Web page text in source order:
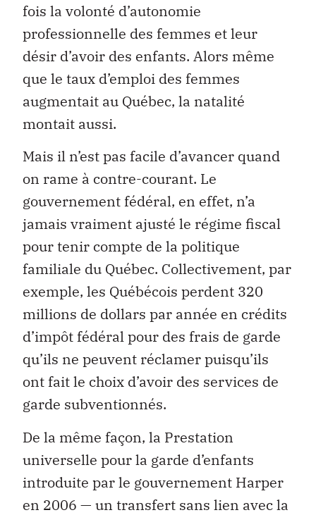
fois la volonté d’autonomie
professionnelle des femmes et leur
désir d’avoir des enfants. Alors même
que le taux d’emploi des femmes
augmentait au Québec, la natalité
montait aussi.
Mais il n’est pas facile d’avancer quand
on rame à contre-courant. Le
gouvernement fédéral, en effet, n’a
jamais vraiment ajusté le régime fiscal
pour tenir compte de la politique
familiale du Québec. Collectivement, par
exemple, les Québécois perdent 320
millions de dollars par année en crédits
d’impôt fédéral pour des frais de garde
qu’ils ne peuvent réclamer puisqu’ils
ont fait le choix d’avoir des services de
garde subventionnés.
De la même façon, la Prestation
universelle pour la garde d’enfants
introduite par le gouvernement Harper
en 2006 — un transfert sans lien avec la